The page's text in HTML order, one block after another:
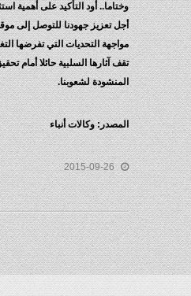
وختاما.. أود التأكيد على أهمية
أجل تعزيز جهودنا للتوصل إلى
مواجهة التحديات التي تفرضها
تقف آثارها السلبية حائلا أمام تحقيق
المنشودة لشعوبنا.
المصدر: وكالات أنباء
2015-09-26